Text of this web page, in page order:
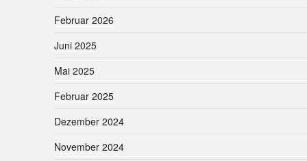
Februar 2026
Juni 2025
Mai 2025
Februar 2025
Dezember 2024
November 2024